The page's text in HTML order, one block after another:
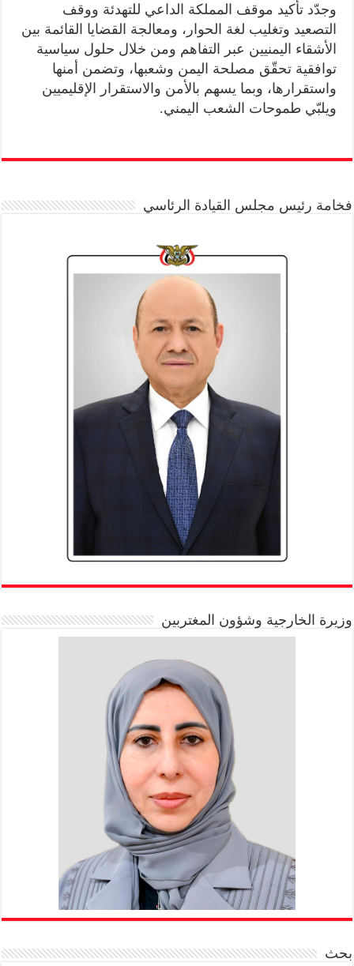
وجدّد تأكيد موقف المملكة الداعي للتهدئة ووقف
التصعيد وتغليب لغة الحوار، ومعالجة القضايا القائمة بين
الأشقاء اليمنيين عبر التفاهم ومن خلال حلول سياسية
توافقية تحقّق مصلحة اليمن وشعبها، وتضمن أمنها
واستقرارها، وبما يسهم بالأمن والاستقرار الإقليميين
ويلبّي طموحات الشعب اليمني.
فخامة رئيس مجلس القيادة الرئاسي
وزيرة الخارجية وشؤون المغتربين
بحث